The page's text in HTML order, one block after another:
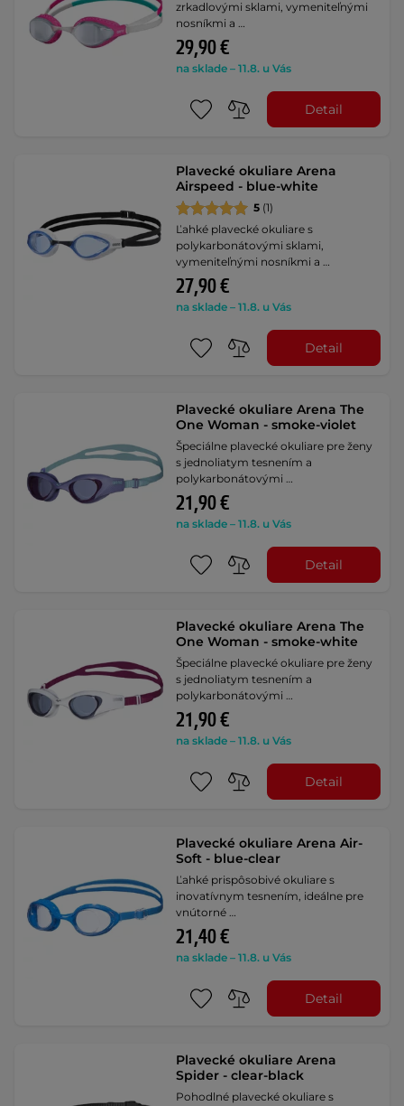
zrkadlovými sklami, vymeniteľnými
nosníkmi a …
29,90 €
na sklade – 11.8. u Vás
Detail
Plavecké okuliare Arena
Airspeed - blue-white
5 (1)
Ľahké plavecké okuliare s
polykarbonátovými sklami,
vymeniteľnými nosníkmi a …
27,90 €
na sklade – 11.8. u Vás
Detail
Plavecké okuliare Arena The
One Woman - smoke-violet
Špeciálne plavecké okuliare pre ženy
s jednoliatym tesnením a
polykarbonátovými …
21,90 €
na sklade – 11.8. u Vás
Detail
Plavecké okuliare Arena The
One Woman - smoke-white
Špeciálne plavecké okuliare pre ženy
s jednoliatym tesnením a
polykarbonátovými …
21,90 €
na sklade – 11.8. u Vás
Detail
Plavecké okuliare Arena Air-
Soft - blue-clear
Ľahké prispôsobivé okuliare s
inovatívnym tesnením, ideálne pre
vnútorné …
21,40 €
na sklade – 11.8. u Vás
Detail
Plavecké okuliare Arena
Spider - clear-black
Pohodlné plavecké okuliare s